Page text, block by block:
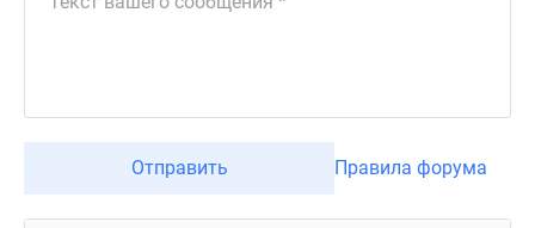
Отправить Правила форума